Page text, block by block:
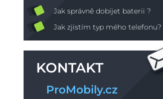
Jak správně dobíjet baterii ?
Jak zjistím typ mého telefonu?
KONTAKT
ProMobily.cz